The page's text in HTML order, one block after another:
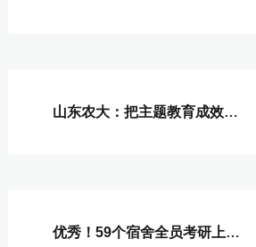
山东农大：把主题教育成效写在农民心坎上
优秀！59个宿舍全员考研上岸！